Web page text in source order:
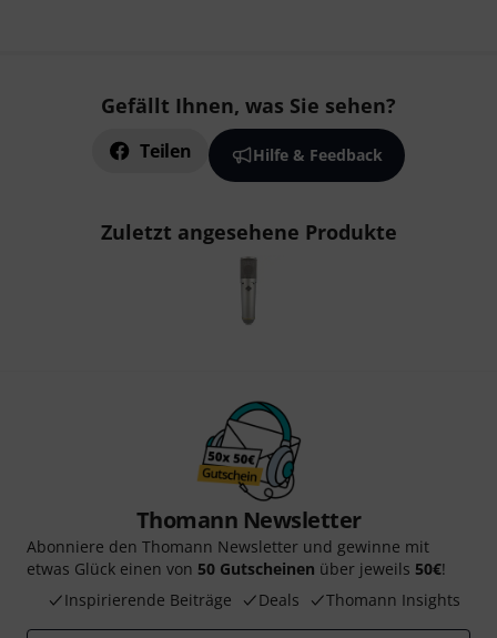
Gefällt Ihnen, was Sie sehen?
Teilen Hilfe & Feedback
Zuletzt angesehene Produkte
Thomann Newsletter
Abonniere den Thomann Newsletter und gewinne mit
etwas Glück einen von 50 Gutscheinen über jeweils 50€!
Inspirierende Beiträge
Deals Thomann Insights